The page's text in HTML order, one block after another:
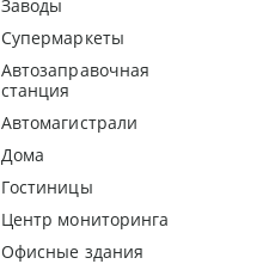
Заводы
Супермаркеты
Автозаправочная
станция
Автомагистрали
Дома
Гостиницы
Центр мониторинга
Офисные здания